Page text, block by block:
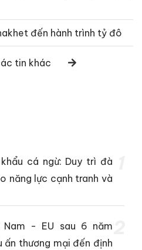
đến hành trình tỷ đô
tin khác
cá ngừ: Duy trì đà
năng lực cạnh tranh và
Nam - EU sau 6 năm
ấn thương mại đến định